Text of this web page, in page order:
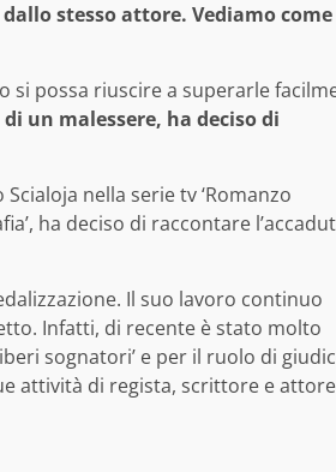
stesso attore. Vediamo
si possa riuscire a superarle
un malessere, ha deciso di
nella serie tv ‘Romanzo
ha deciso di raccontare
Il suo lavoro continuo
Infatti, di recente è stato molto
sognatori’ e per il ruolo di
attività di regista, scrittore e attore